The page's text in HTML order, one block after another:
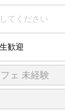
てください
歓迎